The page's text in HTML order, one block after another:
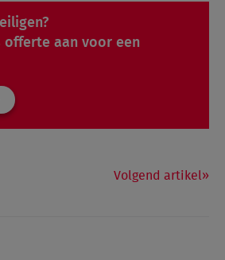
offerte aan voor een
Volgend artikel